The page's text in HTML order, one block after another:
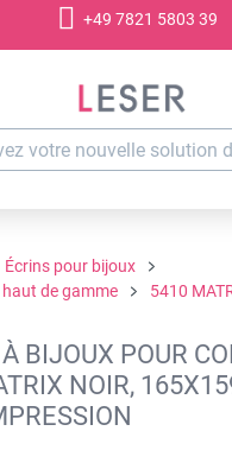
+49 7821 5803 39
Écrins pour bijoux
de gamme
5410
BIJOUX POUR
NOIR,